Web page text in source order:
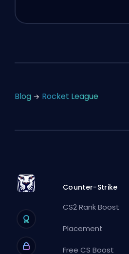
Blog Rocket League
Counter-Strike
CS2 Rank Boost
Placement
Free CS Boost